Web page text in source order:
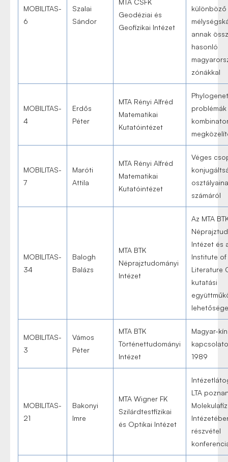
MOBILITAS-
6
Szalai
Sándor
MTA CSFK
Geodéziai és
Geofizikai Intézet
különböző
annak
hasonló
zónákkal
MOBILITAS-
4
Erdős
Péter
MTA Rényi Alfréd
Matematikai
Kutatóintézet
problémák
MOBILITAS-
7
Maróti
Attila
MTA Rényi Alfréd
Matematikai
Kutatóintézet
Véges
számáról
MOBILITAS-
34
Balogh
Balázs
MTA BTK
Néprajztudományi
Intézet
Az MTA
Intézet és
Institute of
Literature
kutatási
MOBILITAS-
3
Vámos
Péter
MTA BTK
Történettudományi
Intézet
Magyar-
1989
MOBILITAS-
21
Bakonyi
Imre
MTA Wigner FK
Szilárdtestfizikai
és Optikai Intézet
LTA
részvétel